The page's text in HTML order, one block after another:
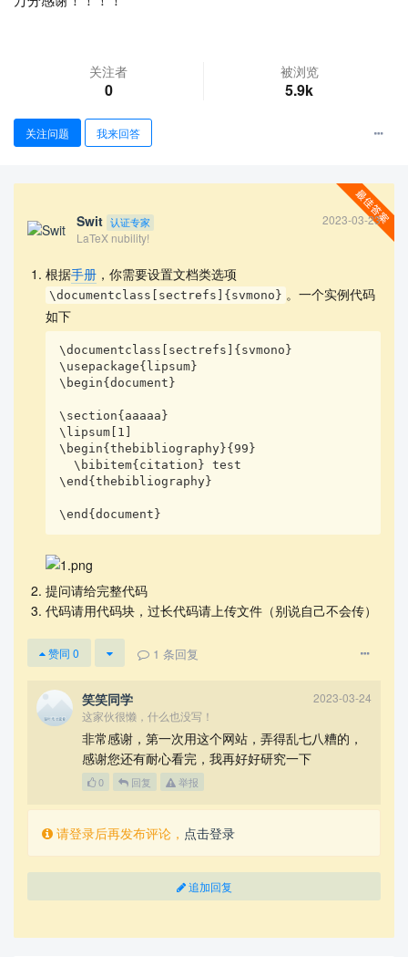
关注者
0
被浏览
5.9k
关注问题 我来回答
Swit 认证专家
2023-03-23
LaTeX nubility!
根据手册，你需要设置文档类选项
\documentclass[sectrefs]{svmono} 。一个实例代码
如下
\documentclass[sectrefs]{svmono}
\usepackage{lipsum}
\begin{document}
\section{aaaaa}
\lipsum[1]
\begin{thebibliography}{99}
\end{thebibliography}
\end{document}
提问请给完整代码
代码请用代码块，过长代码请上传文件（别说自己不会传）
赞同 0 1 条回复
笑笑同学
2023-03-24
这家伙很懒，什么也没写！
非常感谢，第一次用这个网站，弄得乱七八糟的，
感谢您还有耐心看完，我再好好研究一下
0 回复 举报
请登录后再发布评论， 点击登录
追加回复